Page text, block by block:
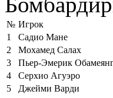
№ Игрок
1
Садио Мане
2
Мохамед Салах
3
Пьер-Эмерик
4
Серхио Агуэро
5
Джейми Варди